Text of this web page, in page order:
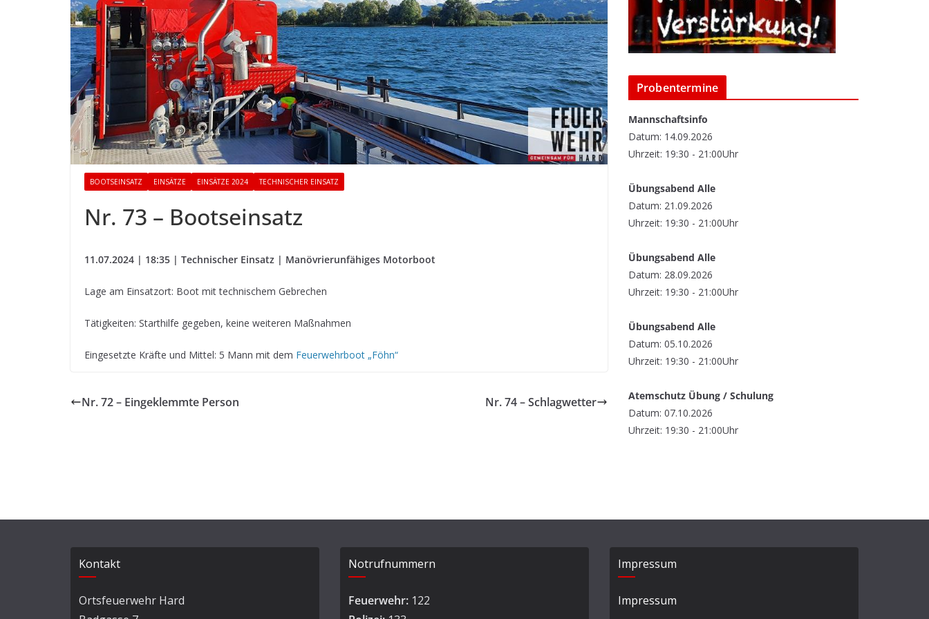
BOOTSEINSATZ EINSÄTZE EINSÄTZE 2024 TECHNISCHER EINSATZ
Nr. 73 – Bootseinsatz
11.07.2024 | 18:35 | Technischer Einsatz | Manövrierunfähiges Motorboot
Lage am Einsatzort: Boot mit technischem Gebrechen
Tätigkeiten: Starthilfe gegeben, keine weiteren Maßnahmen
Eingesetzte Kräfte und Mittel: 5 Mann mit dem Feuerwehrboot „Föhn“
Nr. 72 – Eingeklemmte Person Nr. 74 – Schlagwetter
Probentermine
Mannschaftsinfo
Datum: 14.09.2026
Uhrzeit: 19:30 - 21:00Uhr
Übungsabend Alle
Datum: 21.09.2026
Uhrzeit: 19:30 - 21:00Uhr
Übungsabend Alle
Datum: 28.09.2026
Uhrzeit: 19:30 - 21:00Uhr
Übungsabend Alle
Datum: 05.10.2026
Uhrzeit: 19:30 - 21:00Uhr
Atemschutz Übung / Schulung
Datum: 07.10.2026
Uhrzeit: 19:30 - 21:00Uhr
Kontakt
Ortsfeuerwehr Hard
Notrufnummern
Feuerwehr: 122
Impressum
Impressum